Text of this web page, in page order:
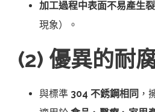
加工過程中表面不易產生
現象）。
(2) 優異的耐
與標準 304 不銹鋼相同 ，